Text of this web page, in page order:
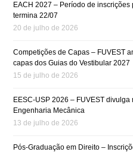
EACH 2027 – Período de
termina 22/07
20 de julho de 2026
Competições de Capas – FUVEST
capas dos Guias do Vestibular 2027
15 de julho de 2026
EESC-USP 2026 – FUVEST
Engenharia Mecânica
13 de julho de 2026
Pós-Graduação em Direito –